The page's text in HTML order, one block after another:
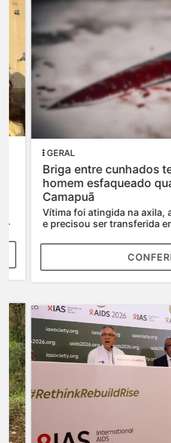
GERAL
Briga entre cunhados
homem esfaqueado
Camapuã
Vítima foi atingida na axila,
e precisou ser transferida em
CONFERIR